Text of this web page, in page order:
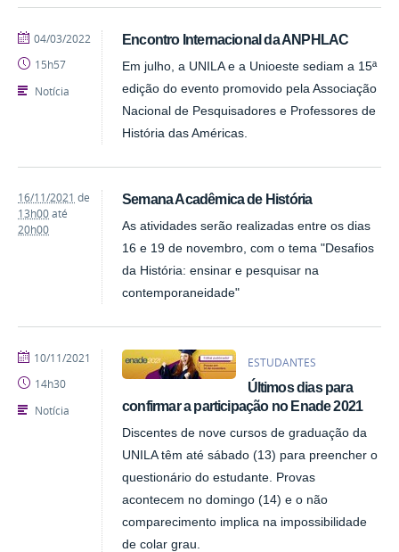
Encontro Internacional da ANPHLAC
Em julho, a UNILA e a Unioeste sediam a 15ª
edição do evento promovido pela Associação
Nacional de Pesquisadores e Professores de
História das Américas.
publicado
04/03/2022
15h57
Notícia
Semana Acadêmica de História
As atividades serão realizadas entre os dias
16 e 19 de novembro, com o tema "Desafios
da História: ensinar e pesquisar na
contemporaneidade"
16/11/2021 de
13h00até
20h00
ESTUDANTES
Últimos dias para
confirmar a participação no Enade 2021
Discentes de nove cursos de graduação da
UNILA têm até sábado (13) para preencher o
questionário do estudante. Provas
acontecem no domingo (14) e o não
comparecimento implica na impossibilidade
de colar grau.
publicado
10/11/2021
14h30
Notícia